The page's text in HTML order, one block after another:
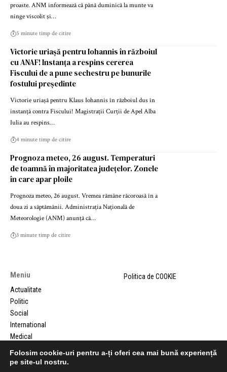
proaste. ANM informează că până duminică la munte va
ninge viscolit şi…
5 minute timp de citire
Victorie uriașă pentru Iohannis în războiul
cu ANAF! Instanța a respins cererea
Fiscului de a pune sechestru pe bunurile
fostului președinte
Victorie uriașă pentru Klaus Iohannis în războiul dus în
instanță contra Fiscului! Magistrații Curții de Apel Alba
Iulia au respins…
4 minute timp de citire
Prognoza meteo, 26 august. Temperaturi
de toamnă în majoritatea județelor. Zonele
în care apar ploile
Prognoza meteo, 26 august. Vremea rămâne răcoroasă în a
doua zi a săptămânii. Administrația Națională de
Meteorologie (ANM) anunță că…
3 minute timp de citire
Meniu
Actualitate
Politic
Social
International
Medical
Politica de COOKIE
Folosim cookie-uri pentru a-ți oferi cea mai bună experiență
pe site-ul nostru.